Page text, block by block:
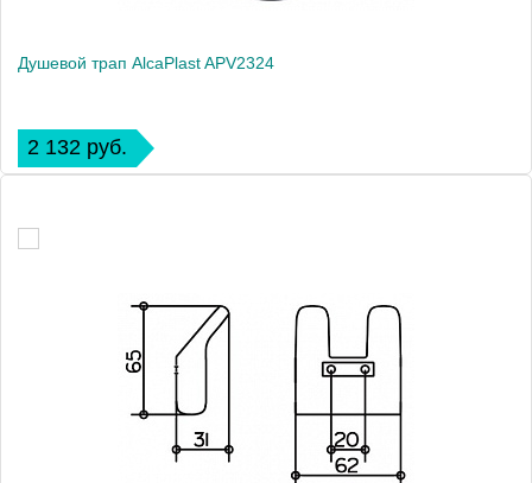
Душевой трап AlcaPlast APV2324
2 132 руб.